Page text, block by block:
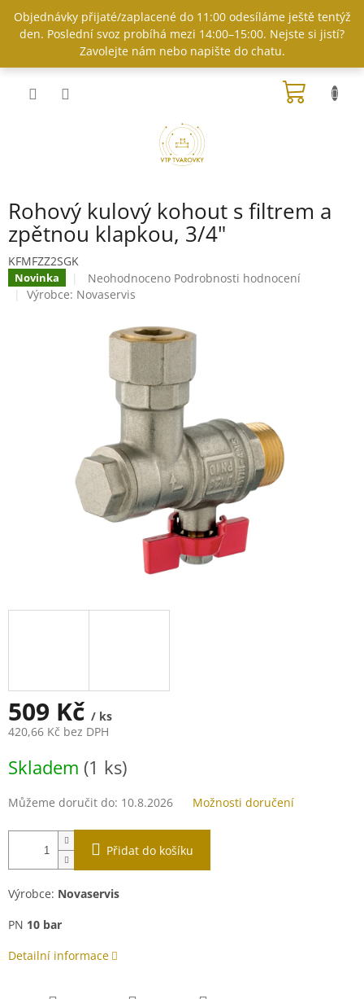
obsah
Objednávky přijaté/zaplacené do 11:00 odesíláme ještě tentýž
den. Poslední svoz probíhá mezi 14:00–15:00. Nejste si jistí?
Zavolejte nám nebo napište do chatu.
Rohový kulový kohout s filtrem a
zpětnou klapkou, 3/4"
KFMFZZ2SGK
Novinka
Průměrné
hodnocení
hvězdiček.
Neohodnoceno Podrobnosti hodnocení
Výrobce: Novaservis
509 Kč / ks
420,66 Kč bez DPH
cena:
Skladem (1 ks)
Můžeme doručit do: 10.8.2026 Možnosti doručení
Přidat do košíku
Výrobce: Novaservis
PN 10 bar
Detailní informace